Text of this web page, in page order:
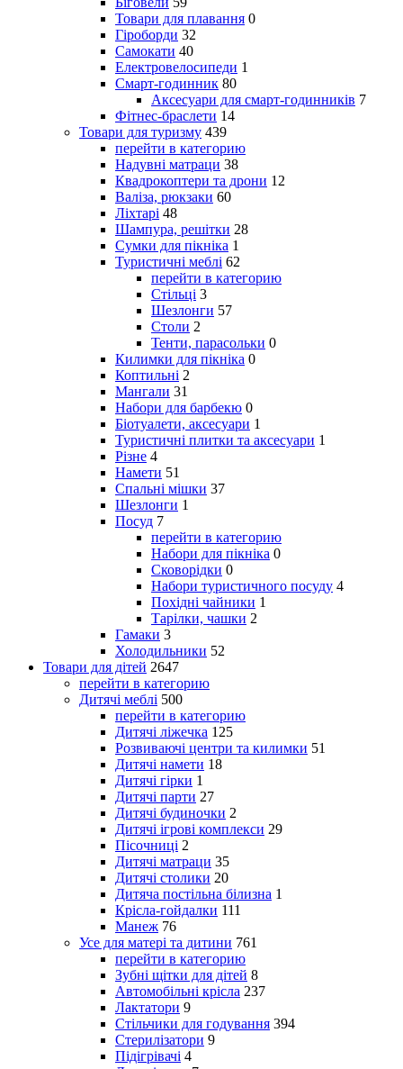
Товари для плавання 0
Гіроборди 32
Самокати 40
Електровелосипеди 1
Смарт-годинник 80
Аксесуари для смарт-годинників 7
Фітнес-браслети 14
Товари для туризму 439
перейти в категорию
Надувні матраци 38
Квадрокоптери та дрони 12
Валіза, рюкзаки 60
Ліхтарі 48
Шампура, решітки 28
Сумки для пікніка 1
Туристичні меблі 62
перейти в категорию
Стільці 3
Шезлонги 57
Столи 2
Тенти, парасольки 0
Килимки для пікніка 0
Коптильні 2
Мангали 31
Набори для барбекю 0
Біотуалети, аксесуари 1
Туристичні плитки та аксесуари 1
Різне 4
Намети 51
Спальні мішки 37
Шезлонги 1
Посуд 7
перейти в категорию
Набори для пікніка 0
Сковорідки 0
Набори туристичного посуду 4
Похідні чайники 1
Тарілки, чашки 2
Гамаки 3
Холодильники 52
Товари для дітей 2647
перейти в категорию
Дитячі меблі 500
перейти в категорию
Дитячі ліжечка 125
Розвиваючі центри та килимки 51
Дитячі намети 18
Дитячі гірки 1
Дитячі парти 27
Дитячі будиночки 2
Дитячі ігрові комплекси 29
Пісочниці 2
Дитячі матраци 35
Дитячі столики 20
Дитяча постільна білизна 1
Крісла-гойдалки 111
Манеж 76
Усе для матері та дитини 761
перейти в категорию
Зубні щітки для дітей 8
Автомобільні крісла 237
Лактатори 9
Стільчики для годування 394
Стерилізатори 9
Підігрівачі 4